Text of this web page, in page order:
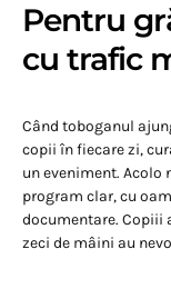
Pentru
cu trafic
Când toboganul
copii în fiecare zi,
un eveniment. Acolo
program clar, cu
documentare. Copiii
zeci de mâini au